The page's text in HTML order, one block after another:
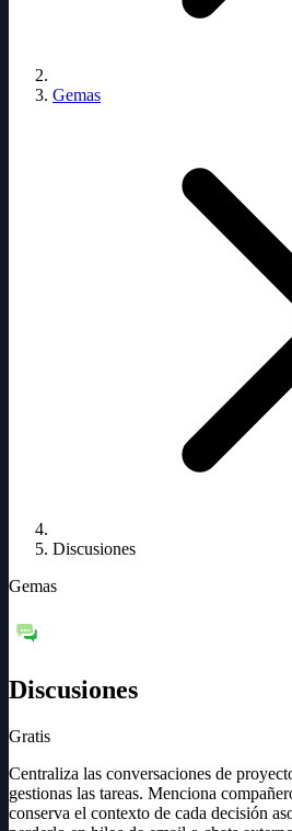
Gemas
Discusiones
Gemas
Discusiones
Gratis
Centraliza las conversaciones de
gestionas las tareas. Menciona
conserva el contexto de cada decisión